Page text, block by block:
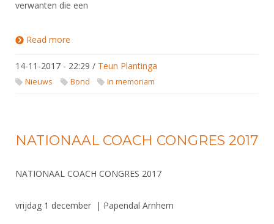
verwanten die een
Read more
14-11-2017 - 22:29 / Teun Plantinga
Nieuws Bond In memoriam
NATIONAAL COACH CONGRES 2017
NATIONAAL COACH CONGRES 2017
vrijdag 1 december | Papendal Arnhem